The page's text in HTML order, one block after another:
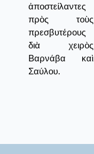
ἀποστείλαντες
πρὸς τοὺς
πρεσβυτέρους
διὰ χειρὸς
Βαρνάβα καὶ
Σαύλου.